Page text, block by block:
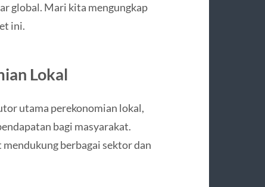
global. Mari kita mengungkap
ini.
Lokal
utama perekonomian lokal,
bagi masyarakat.
berbagai sektor dan